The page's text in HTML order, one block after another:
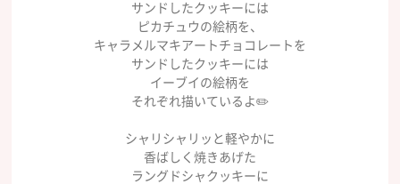
サンドしたクッキーには
ピカチュウの絵柄を、
キャラメルマキアートチョコレートを
サンドしたクッキーには
イーブイの絵柄を
それぞれ描いているよ✏️
シャリシャリッと軽やかに
香ばしく焼きあげた
ラングドシャクッキーに